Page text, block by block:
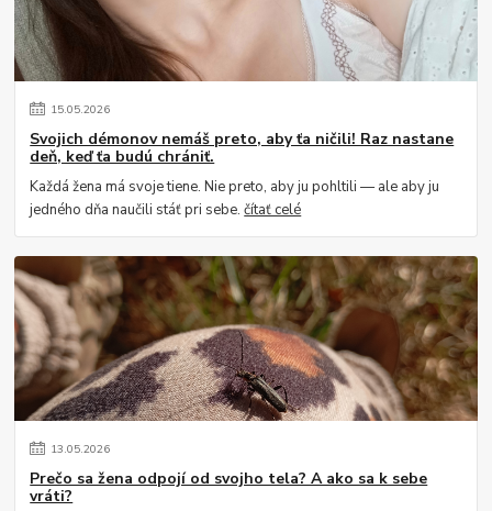
15.05.2026
Svojich démonov nemáš preto, aby ťa ničili! Raz nastane
deň, keď ťa budú chrániť.
Každá žena má svoje tiene. Nie preto, aby ju pohltili — ale aby ju
jedného dňa naučili stáť pri sebe.čítať celé
13.05.2026
Prečo sa žena odpojí od svojho tela? A ako sa k sebe
vráti?